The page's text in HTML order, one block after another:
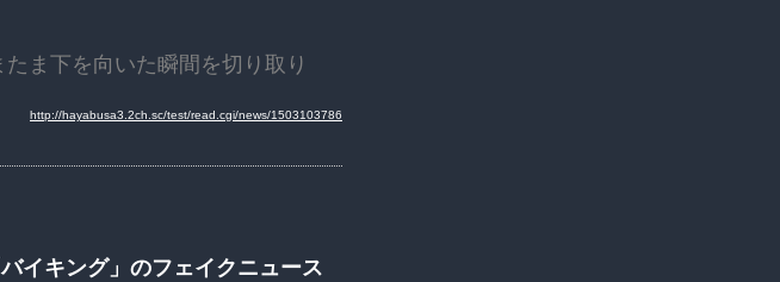
ま下を向いた瞬間を切り取り
http://hayabusa3.2ch.sc/test/read.cgi/news/1503103786
イキング」のフェイクニュース